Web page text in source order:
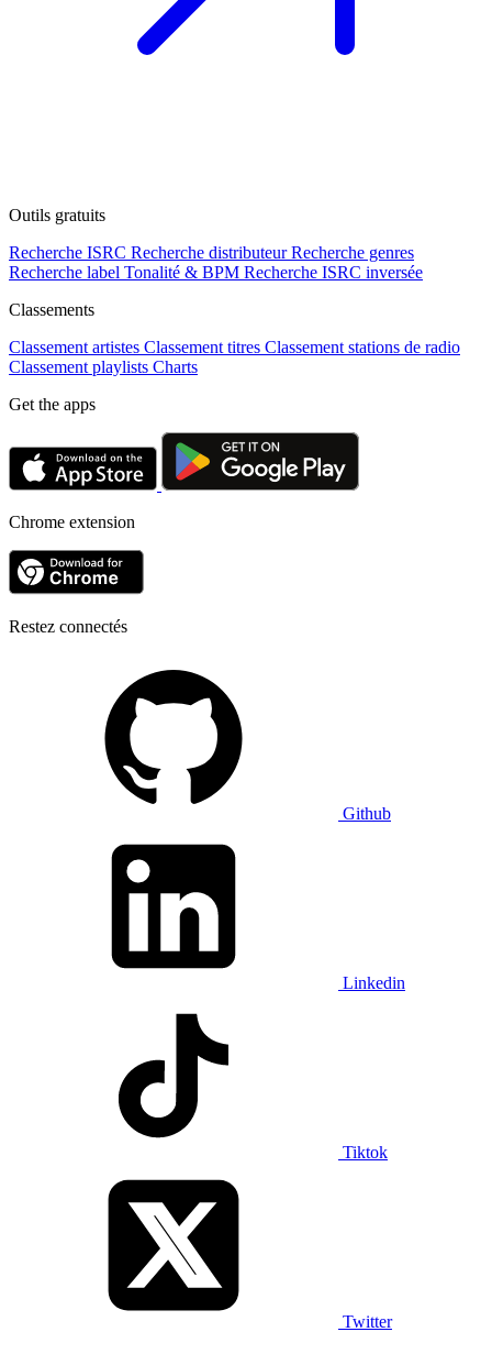
Outils gratuits
Recherche ISRC Recherche distributeur Recherche genres
Recherche label Tonalité & BPM Recherche ISRC inversée
Classements
Classement artistes Classement titres Classement stations de radio
Classement playlists Charts
Get the apps
Chrome extension
Restez connectés
Github
Linkedin
Tiktok
Twitter